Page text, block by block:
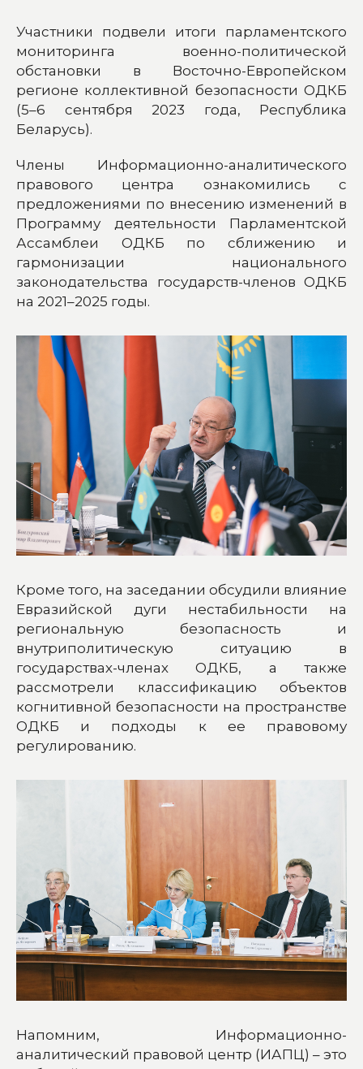
Участники подвели итоги парламентского
мониторинга военно-политической
обстановки в Восточно-Европейском
регионе коллективной безопасности ОДКБ
(5–6 сентября 2023 года, Республика
Беларусь).
Члены Информационно-аналитического
правового центра ознакомились с
предложениями по внесению изменений в
Программу деятельности Парламентской
Ассамблеи ОДКБ по сближению и
гармонизации национального
законодательства государств-членов ОДКБ
на 2021–2025 годы.
Кроме того, на заседании обсудили влияние
Евразийской дуги нестабильности на
региональную безопасность и
внутриполитическую ситуацию в
государствах-членах ОДКБ, а также
рассмотрели классификацию объектов
когнитивной безопасности на пространстве
ОДКБ и подходы к ее правовому
регулированию.
Напомним, Информационно-
аналитический правовой центр (ИАПЦ) – это